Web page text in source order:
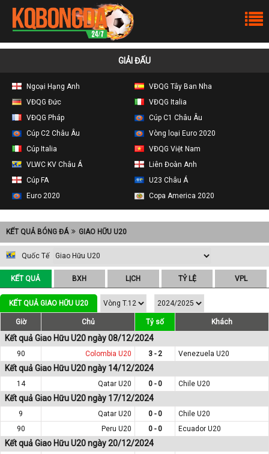
GIẢI ĐẤU
Ngoại Hạng Anh
VĐQG Tây Ban Nha
VĐQG Đức
VĐQG Italia
VĐQG Pháp
Cúp C1 Châu Âu
Cúp C2 Châu Âu
Vòng loại Euro 2020
Cúp Italia
VĐQG Việt Nam
VLWC KV Châu Á
Liên Đoàn Anh
Cúp FA
U23 Châu Á
Euro 2020
Copa America 2020
KẾT QUẢ BÓNG ĐÁ GIAO HỮU U20
Quốc Tế
KẾT QUẢ BXH LỊCH TỶ LỆ VPL
KẾT QUẢ GIAO HỮU U20
Giờ Chủ Tỷ số Khách
Kết quả Giao Hữu U20 ngày 08/12/2024
90 Colombia U20 3 - 2 Venezuela U20
Kết quả Giao Hữu U20 ngày 14/12/2024
14 Qatar U20 0 - 0 Chile U20
Kết quả Giao Hữu U20 ngày 17/12/2024
9 Qatar U20 0 - 0
Chile U20
90
Peru U20 0 - 0 Ecuador U20
Kết quả Giao Hữu U20 ngày 20/12/2024